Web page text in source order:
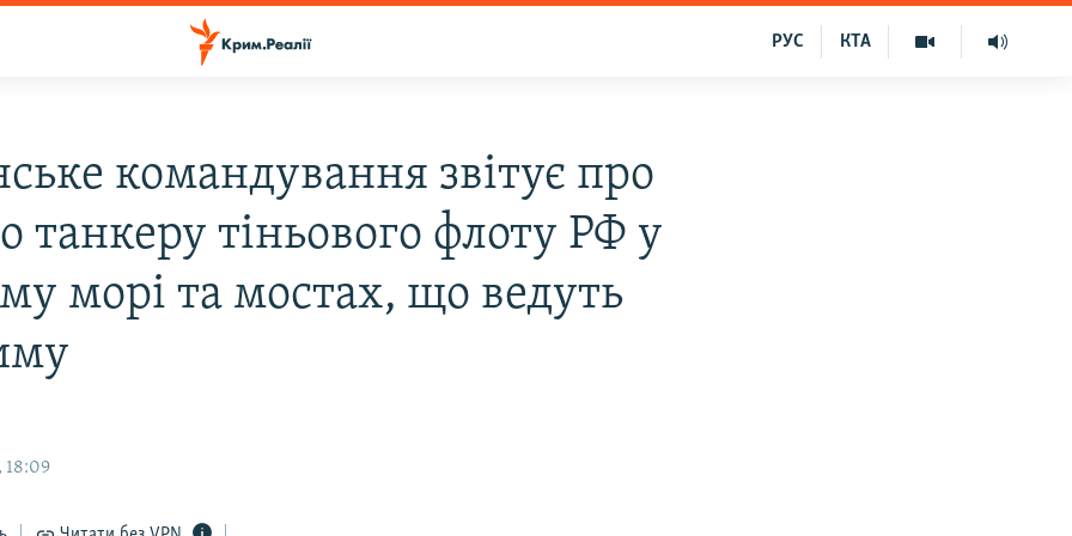
КТА
РУС
командування звітує про
танкеру тіньового флоту РФ у
морі та мостах, що ведуть
18:09